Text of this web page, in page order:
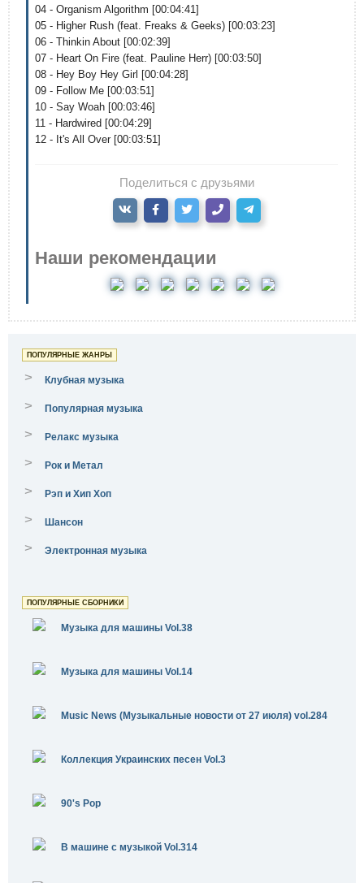
04 - Organism Algorithm [00:04:41]
05 - Higher Rush (feat. Freaks & Geeks) [00:03:23]
06 - Thinkin About [00:02:39]
07 - Heart On Fire (feat. Pauline Herr) [00:03:50]
08 - Hey Boy Hey Girl [00:04:28]
09 - Follow Me [00:03:51]
10 - Say Woah [00:03:46]
11 - Hardwired [00:04:29]
12 - It's All Over [00:03:51]
Поделиться с друзьями
Наши рекомендации
ПОПУЛЯРНЫЕ ЖАНРЫ
> Клубная музыка
> Популярная музыка
> Релакс музыка
> Рок и Метал
> Рэп и Хип Хоп
> Шансон
> Электронная музыка
ПОПУЛЯРНЫЕ СБОРНИКИ
Музыка для машины Vol.38
Музыка для машины Vol.14
Music News (Музыкальные новости от 27 июля) vol.284
Коллекция Украинских песен Vol.3
90's Pop
В машине с музыкой Vol.314